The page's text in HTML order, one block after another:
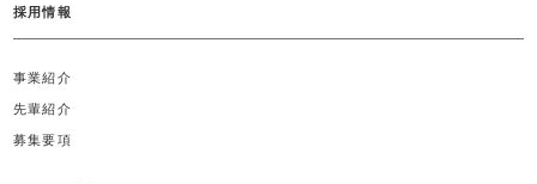
採用情報
事業紹介
先輩紹介
募集要項